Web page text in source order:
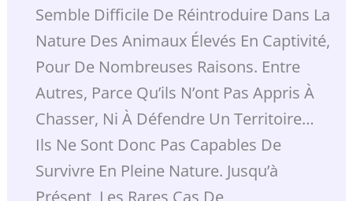
Semble Difficile De Réintroduire Dans La
Nature Des Animaux Élevés En Captivité,
Pour De Nombreuses Raisons. Entre
Autres, Parce Qu’ils N’ont Pas Appris À
Chasser, Ni À Défendre Un Territoire…
Ils Ne Sont Donc Pas Capables De
Survivre En Pleine Nature. Jusqu’à
Présent, Les Rares Cas De